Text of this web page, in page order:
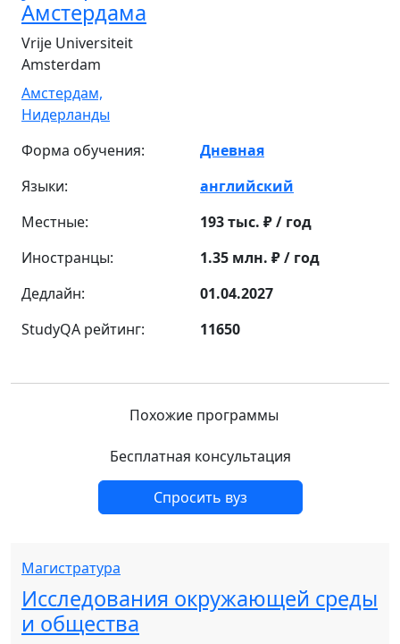
Амстердама
Vrije Universiteit
Amsterdam
Амстердам,
Нидерланды
Форма обучения:
Дневная
Языки:
английский
Местные:
193 тыс. ₽ / год
Иностранцы:
1.35 млн. ₽ / год
Дедлайн:
01.04.2027
StudyQA рейтинг:
11650
Похожие программы
Бесплатная консультация
Спросить вуз
Магистратура
Исследования окружающей среды
и общества